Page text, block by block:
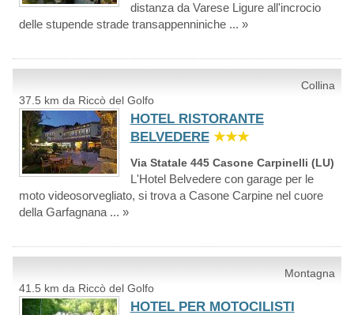
distanza da Varese Ligure all'incrocio
delle stupende strade transappenniniche ... »
Collina
37.5 km da Riccò del Golfo
HOTEL RISTORANTE
BELVEDERE ★★★
Via Statale 445 Casone Carpinelli (LU)
L'Hotel Belvedere con garage per le
moto videosorvegliato, si trova a Casone Carpine nel cuore
della Garfagnana ... »
Montagna
41.5 km da Riccò del Golfo
HOTEL PER MOTOCILISTI